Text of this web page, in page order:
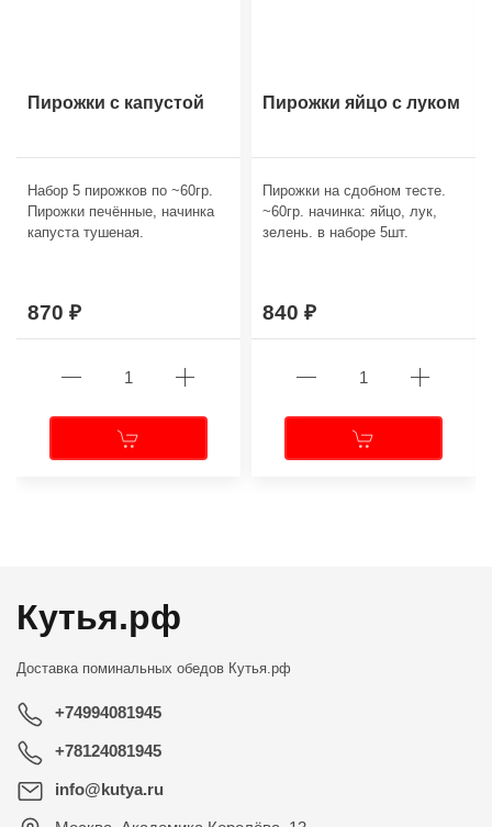
Пирожки с капустой
Набор 5 пирожков по ~60гр.
Пирожки печённые, начинка
капуста тушеная.
870
Пирожки яйцо с луком
Пирожки на сдобном тесте.
~60гр. начинка: яйцо, лук,
зелень. в наборе 5шт.
840
Кутья.рф
Доставка поминальных обедов Кутья.рф
+74994081945
+78124081945
info@kutya.ru